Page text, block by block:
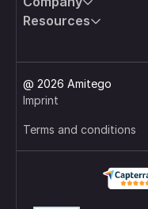
Resources
@ 2026 Amitego
Imprint
Terms and conditions